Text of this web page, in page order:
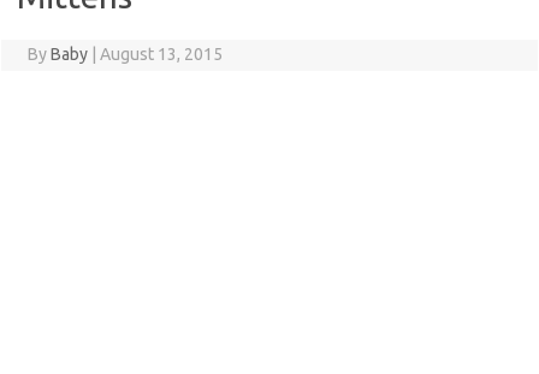
ByBaby August 13, 2015